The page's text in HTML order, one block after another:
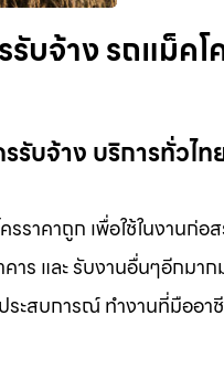
บจ้าง รถแม็คโ
รับจ้าง บริการทั่วไท
ราคาถูก เพื่อใช้ในงานก่อ
ร และ รับงานอื่นๆอีกมาก
ระสบการณ์ ทำงานที่มืออา